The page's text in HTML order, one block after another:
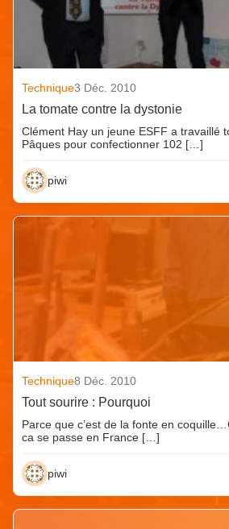
Technique3 Déc. 2010
La tomate contre la dystonie
Clément Hay un jeune ESFF a travaillé
Pâques pour confectionner 102 […]
piwi
Technique8 Déc. 2010
Tout sourire : Pourquoi
Parce que c’est de la fonte en
ca se passe en France […]
piwi